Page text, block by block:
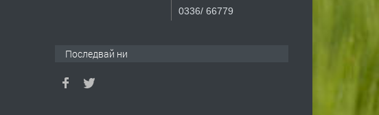
0336/ 66779
Последвай ни